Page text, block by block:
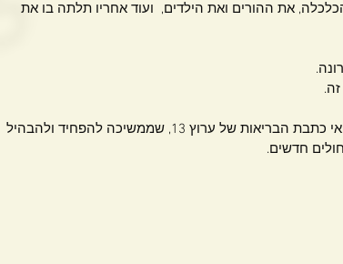
את ההורים ואת הילדים,  ועוד אחריו תלתה בו את
ועוד משהו שמעצבן אותי, זאת הילה אלרואי כתבת הבריאות של ערוץ 13, שממשיכה להפחיד ולהבהיל